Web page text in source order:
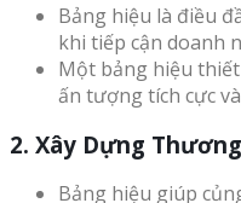
Bảng hiệu là điều
khi tiếp cận doanh
Một bảng hiệu
ấn tượng tích cực
2. Xây Dựng
Bảng hiệu giúp